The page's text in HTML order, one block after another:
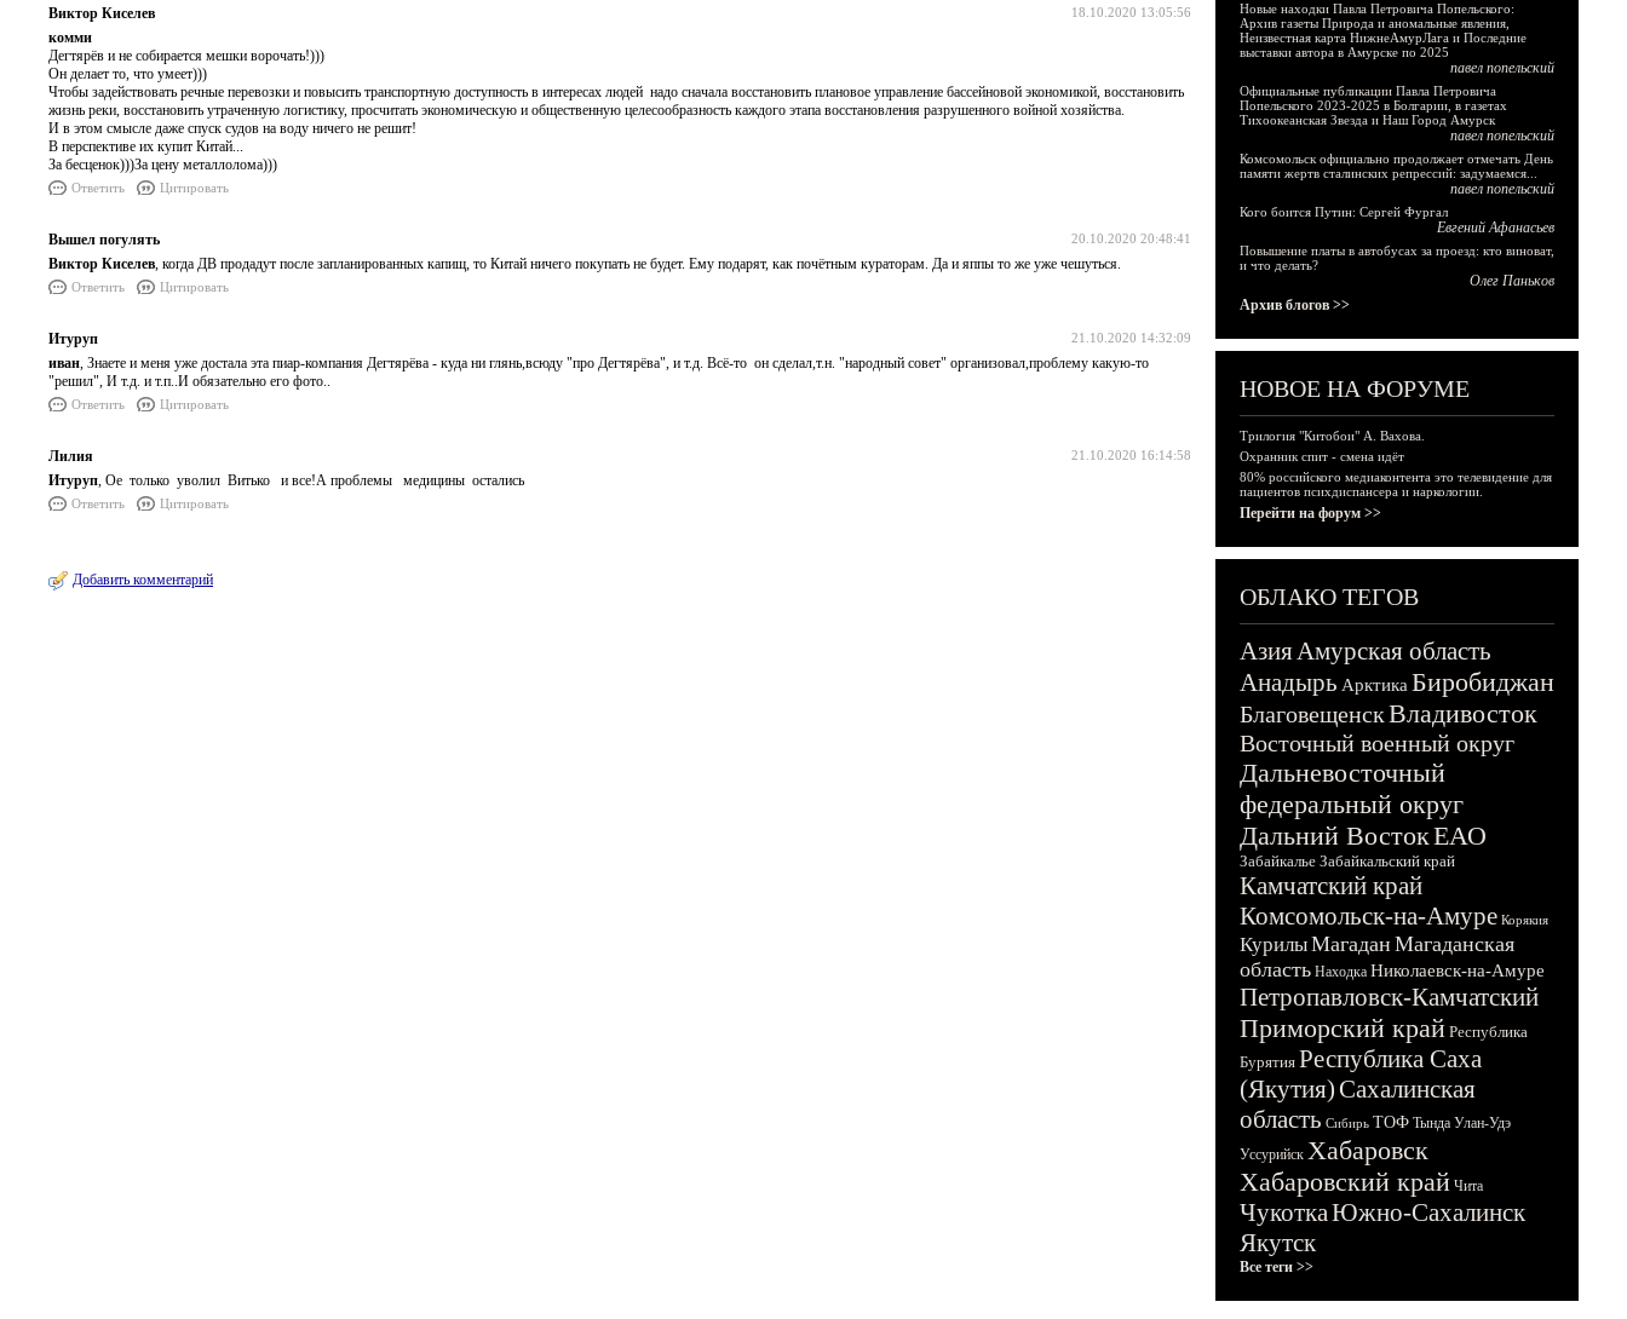
18.10.2020 13:05:56
Виктор Киселев
комми
Дегтярёв и не собирается мешки ворочать!)))
Он делает то, что умеет)))
Чтобы задействовать речные перевозки и повысить транспортную доступность в интересах людей надо сначала восстановить плановое управление бассейновой экономикой, восстановить
жизнь реки, восстановить утраченную логистику, просчитать экономическую и общественную целесообразность каждого этапа восстановления разрушенного войной хозяйства.
И в этом смысле даже спуск судов на воду ничего не решит!
В перспективе их купит Китай...
За бесценок)))За цену металлолома)))
Ответить Цитировать
20.10.2020 20:48:41
Вышел погулять
Виктор Киселев, когда ДВ продадут после запланированных капищ, то Китай ничего покупать не будет. Ему подарят, как почётным кураторам. Да и яппы то же уже чешуться.
Ответить Цитировать
21.10.2020 14:32:09
Итуруп
иван, Знаете и меня уже достала эта пиар-компания Дегтярёва - куда ни глянь,всюду "про Дегтярёва", и т.д. Всё-то он сделал,т.н. "народный совет" организовал,проблему какую-то
"решил", И т.д. и т.п..И обязательно его фото..
Ответить Цитировать
21.10.2020 16:14:58
Лилия
Итуруп, Ое только уволил Витько и все!А проблемы медицины остались
Ответить Цитировать
Добавить комментарий
Новые находки Павла Петровича Попельского:
Архив газеты Природа и аномальные явления,
Неизвестная карта НижнеАмурЛага и Последние
выставки автора в Амурске по 2025
павел попельский
Официальные публикации Павла Петровича
Попельского 2023-2025 в Болгарии, в газетах
Тихоокеанская Звезда и Наш Город Амурск
павел попельский
Комсомольск официально продолжает отмечать День
памяти жертв сталинских репрессий: задумаемся...
павел попельский
Кого боится Путин: Сергей Фургал
Евгений Афанасьев
Повышение платы в автобусах за проезд: кто виноват,
и что делать?
Олег Паньков
Архив блогов >>
НОВОЕ НА ФОРУМЕ
Трилогия "Китобои" А. Вахова.
Охранник спит - смена идёт
80% российского медиаконтента это телевидение для
пациентов психдиспансера и наркологии.
Перейти на форум >>
ОБЛАКО ТЕГОВ
АзияАмурская область
Анадырь Арктика Биробиджан
БлаговещенскВладивосток
Восточный военный округ
Дальневосточный
федеральный округ
Дальний ВостокЕАО
Забайкалье Забайкальский край
Камчатский край
Комсомольск-на-Амуре Корякия
КурилыМагадан Магаданская
область Находка Николаевск-на-Амуре
Петропавловск-Камчатский
Приморский край Республика
Бурятия Республика Саха
(Якутия)Сахалинская
область Сибирь ТОФ Тында Улан-Удэ
Уссурийск Хабаровск
Хабаровский край Чита
ЧукоткаЮжно-Сахалинск
Якутск
Все теги >>